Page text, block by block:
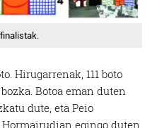
Hirugarrenak, 111 boto
Botoa eman duten
dute, eta Peio
egingo duten